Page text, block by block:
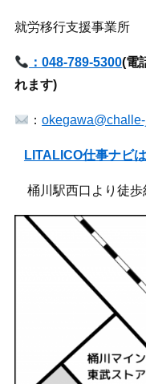
就労移行支援事業
：048-789-5300(電
れます)
：
LITALICO仕事ナビ
桶川駅西口より徒歩